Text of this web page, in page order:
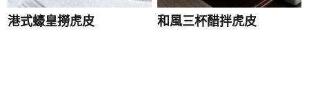
港式蠔皇撈虎皮 和風三杯醋拌虎皮